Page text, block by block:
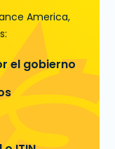
America,
el gobierno